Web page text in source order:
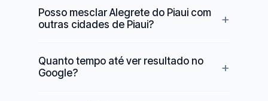
Posso mesclar Alegrete do Piaui com
outras cidades de Piaui?
Quanto tempo até ver resultado no
Google?